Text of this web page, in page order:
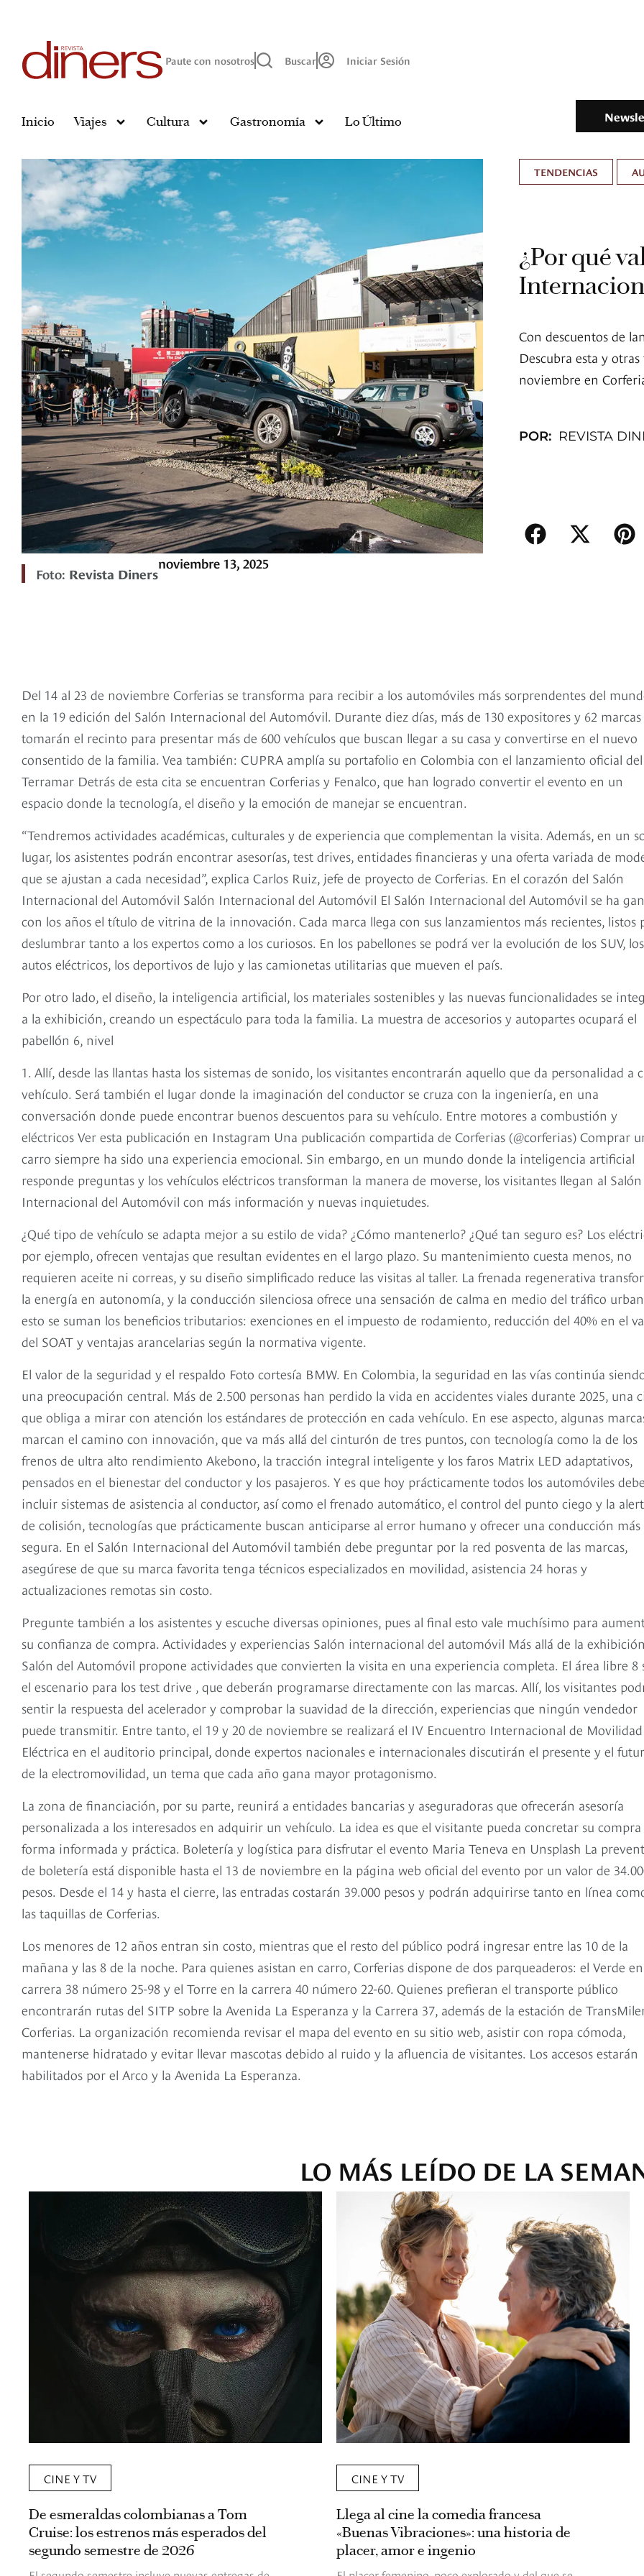
Paute con nosotros Buscar Iniciar Sesión
Inicio Viajes Cultura Gastronomía Lo Último
Foto: Revista Diners
noviembre 13, 2025
TENDENCIAS
¿Por qué
Con descuentos de
Descubra esta y
noviembre en
POR: REVISTA
Del 14 al 23 de noviembre Corferias se transforma para recibir a los automóviles más sorprendentes del
en la 19 edición del Salón Internacional del Automóvil. Durante diez días, más de 130 expositores y 62 marcas
tomarán el recinto para presentar más de 600 vehículos que buscan llegar a su casa y convertirse en el nuevo
consentido de la familia. Vea también: CUPRA amplía su portafolio en Colombia con el lanzamiento oficial del
Terramar Detrás de esta cita se encuentran Corferias y Fenalco, que han logrado convertir el evento en un
espacio donde la tecnología, el diseño y la emoción de manejar se encuentran.
“Tendremos actividades académicas, culturales y de experiencia que complementan la visita. Además, en un
lugar, los asistentes podrán encontrar asesorías, test drives, entidades financieras y una oferta variada de
que se ajustan a cada necesidad”, explica Carlos Ruiz, jefe de proyecto de Corferias. En el corazón del Salón
Internacional del Automóvil Salón Internacional del Automóvil El Salón Internacional del Automóvil se ha
con los años el título de vitrina de la innovación. Cada marca llega con sus lanzamientos más recientes, listos
deslumbrar tanto a los expertos como a los curiosos. En los pabellones se podrá ver la evolución de los SUV, los
autos eléctricos, los deportivos de lujo y las camionetas utilitarias que mueven el país.
Por otro lado, el diseño, la inteligencia artificial, los materiales sostenibles y las nuevas funcionalidades se
a la exhibición, creando un espectáculo para toda la familia. La muestra de accesorios y autopartes ocupará el
pabellón 6, nivel
1. Allí, desde las llantas hasta los sistemas de sonido, los visitantes encontrarán aquello que da personalidad a
vehículo. Será también el lugar donde la imaginación del conductor se cruza con la ingeniería, en una
conversación donde puede encontrar buenos descuentos para su vehículo. Entre motores a combustión y
eléctricos Ver esta publicación en Instagram Una publicación compartida de Corferias (@corferias) Comprar
carro siempre ha sido una experiencia emocional. Sin embargo, en un mundo donde la inteligencia artificial
responde preguntas y los vehículos eléctricos transforman la manera de moverse, los visitantes llegan al Salón
Internacional del Automóvil con más información y nuevas inquietudes.
¿Qué tipo de vehículo se adapta mejor a su estilo de vida? ¿Cómo mantenerlo? ¿Qué tan seguro es? Los
por ejemplo, ofrecen ventajas que resultan evidentes en el largo plazo. Su mantenimiento cuesta menos, no
requieren aceite ni correas, y su diseño simplificado reduce las visitas al taller. La frenada regenerativa
la energía en autonomía, y la conducción silenciosa ofrece una sensación de calma en medio del tráfico
esto se suman los beneficios tributarios: exenciones en el impuesto de rodamiento, reducción del 40% en el
del SOAT y ventajas arancelarias según la normativa vigente.
El valor de la seguridad y el respaldo Foto cortesía BMW. En Colombia, la seguridad en las vías continúa
una preocupación central. Más de 2.500 personas han perdido la vida en accidentes viales durante 2025, una
que obliga a mirar con atención los estándares de protección en cada vehículo. En ese aspecto, algunas
marcan el camino con innovación, que va más allá del cinturón de tres puntos, con tecnología como la de los
frenos de ultra alto rendimiento Akebono, la tracción integral inteligente y los faros Matrix LED adaptativos,
pensados en el bienestar del conductor y los pasajeros. Y es que hoy prácticamente todos los automóviles
incluir sistemas de asistencia al conductor, así como el frenado automático, el control del punto ciego y la
de colisión, tecnologías que prácticamente buscan anticiparse al error humano y ofrecer una conducción más
segura. En el Salón Internacional del Automóvil también debe preguntar por la red posventa de las marcas,
asegúrese de que su marca favorita tenga técnicos especializados en movilidad, asistencia 24 horas y
actualizaciones remotas sin costo.
Pregunte también a los asistentes y escuche diversas opiniones, pues al final esto vale muchísimo para
su confianza de compra. Actividades y experiencias Salón internacional del automóvil Más allá de la
Salón del Automóvil propone actividades que convierten la visita en una experiencia completa. El área libre 8
el escenario para los test drive , que deberán programarse directamente con las marcas. Allí, los visitantes
sentir la respuesta del acelerador y comprobar la suavidad de la dirección, experiencias que ningún vendedor
puede transmitir. Entre tanto, el 19 y 20 de noviembre se realizará el IV Encuentro Internacional de Movilidad
Eléctrica en el auditorio principal, donde expertos nacionales e internacionales discutirán el presente y el
de la electromovilidad, un tema que cada año gana mayor protagonismo.
La zona de financiación, por su parte, reunirá a entidades bancarias y aseguradoras que ofrecerán asesoría
personalizada a los interesados en adquirir un vehículo. La idea es que el visitante pueda concretar su compra
forma informada y práctica. Boletería y logística para disfrutar el evento Maria Teneva en Unsplash La
de boletería está disponible hasta el 13 de noviembre en la página web oficial del evento por un valor de
pesos. Desde el 14 y hasta el cierre, las entradas costarán 39.000 pesos y podrán adquirirse tanto en línea
las taquillas de Corferias.
Los menores de 12 años entran sin costo, mientras que el resto del público podrá ingresar entre las 10 de la
mañana y las 8 de la noche. Para quienes asistan en carro, Corferias dispone de dos parqueaderos: el Verde
carrera 38 número 25-98 y el Torre en la carrera 40 número 22-60. Quienes prefieran el transporte público
encontrarán rutas del SITP sobre la Avenida La Esperanza y la Carrera 37, además de la estación de
Corferias. La organización recomienda revisar el mapa del evento en su sitio web, asistir con ropa cómoda,
mantenerse hidratado y evitar llevar mascotas debido al ruido y la afluencia de visitantes. Los accesos estarán
habilitados por el Arco y la Avenida La Esperanza.
LO MÁS LEÍDO DE LA
CINE Y TV
De esmeraldas colombianas a Tom
Cruise: los estrenos más esperados del
segundo semestre de 2026
CINE Y TV
Llega al cine la comedia francesa
«Buenas Vibraciones»: una historia de
placer, amor e ingenio